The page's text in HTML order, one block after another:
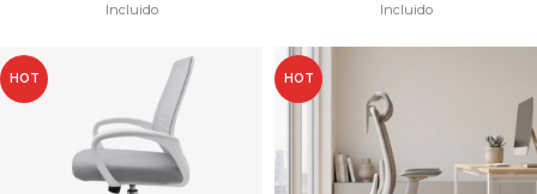
Incluido
Incluido
HOT HOT